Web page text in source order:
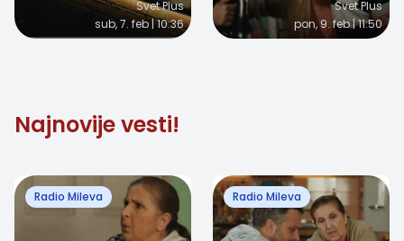
venčanice pokreće
lavinu sumnji
Svet Plus
sub, 7. feb | 10:36
Rankeove 12 spasili
zgradu
Svet Plus
pon, 9. feb | 11:50
Najnovije vesti!
Radio Mileva Radio Mileva